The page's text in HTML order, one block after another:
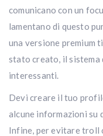
comunicano con un
lamentano di questo
una versione premium
stato creato, il sistema
interessanti.
Devi creare il tuo
alcune informazioni su
Infine, per evitare troll